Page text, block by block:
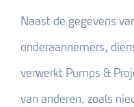
Naast de gegevens
onderaannemers,
verwerkt Pumps &
van anderen, zoals